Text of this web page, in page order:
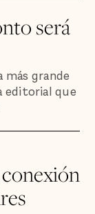
será
más grande
editorial que